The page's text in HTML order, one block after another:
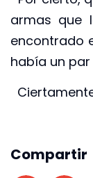
armas que
encontrado
había un par
Compartir